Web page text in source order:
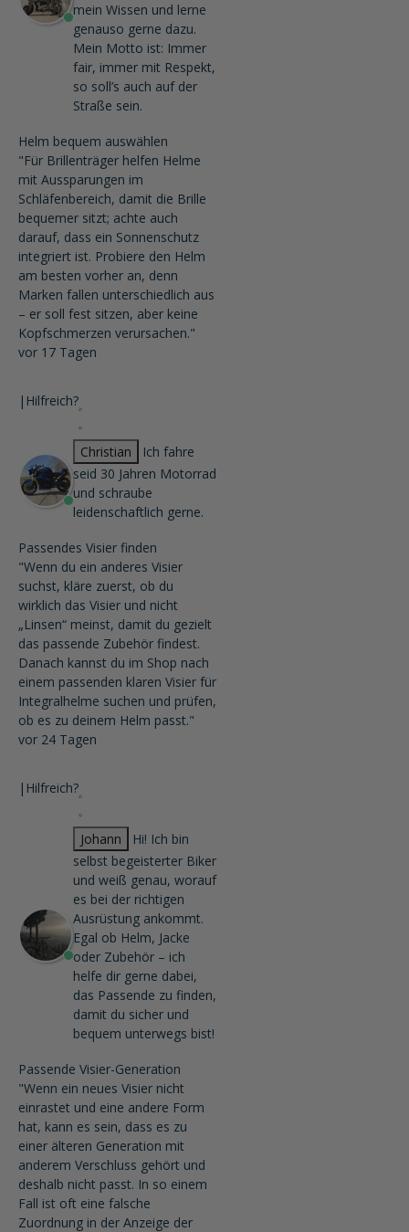
mein Wissen und lerne
genauso gerne dazu.
Mein Motto ist: Immer
fair, immer mit Respekt,
so soll’s auch auf der
Straße sein.
Helm bequem auswählen
"Für Brillenträger helfen Helme
mit Aussparungen im
Schläfenbereich, damit die Brille
bequemer sitzt; achte auch
darauf, dass ein Sonnenschutz
integriert ist. Probiere den Helm
am besten vorher an, denn
Marken fallen unterschiedlich aus
– er soll fest sitzen, aber keine
Kopfschmerzen verursachen."
vor 17 Tagen
| Hilfreich?
Christian
Ich fahre
seid 30 Jahren Motorrad
und schraube
leidenschaftlich gerne.
Passendes Visier finden
"Wenn du ein anderes Visier
suchst, kläre zuerst, ob du
wirklich das Visier und nicht
„Linsen“ meinst, damit du gezielt
das passende Zubehör findest.
Danach kannst du im Shop nach
einem passenden klaren Visier für
Integralhelme suchen und prüfen,
ob es zu deinem Helm passt."
vor 24 Tagen
| Hilfreich?
Johann
Hi! Ich bin
selbst begeisterter Biker
und weiß genau, worauf
es bei der richtigen
Ausrüstung ankommt.
Egal ob Helm, Jacke
oder Zubehör – ich
helfe dir gerne dabei,
das Passende zu finden,
damit du sicher und
bequem unterwegs bist!
Passende Visier-Generation
"Wenn ein neues Visier nicht
einrastet und eine andere Form
hat, kann es sein, dass es zu
einer älteren Generation mit
anderem Verschluss gehört und
deshalb nicht passt. In so einem
Fall ist oft eine falsche
Zuordnung in der Anzeige der